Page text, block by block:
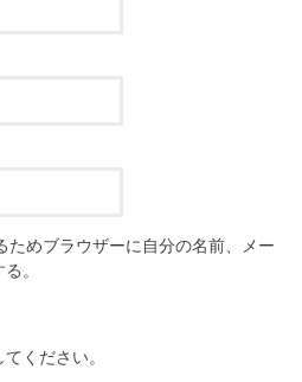
ためブラウザーに自分の名前、メー
。
ください。